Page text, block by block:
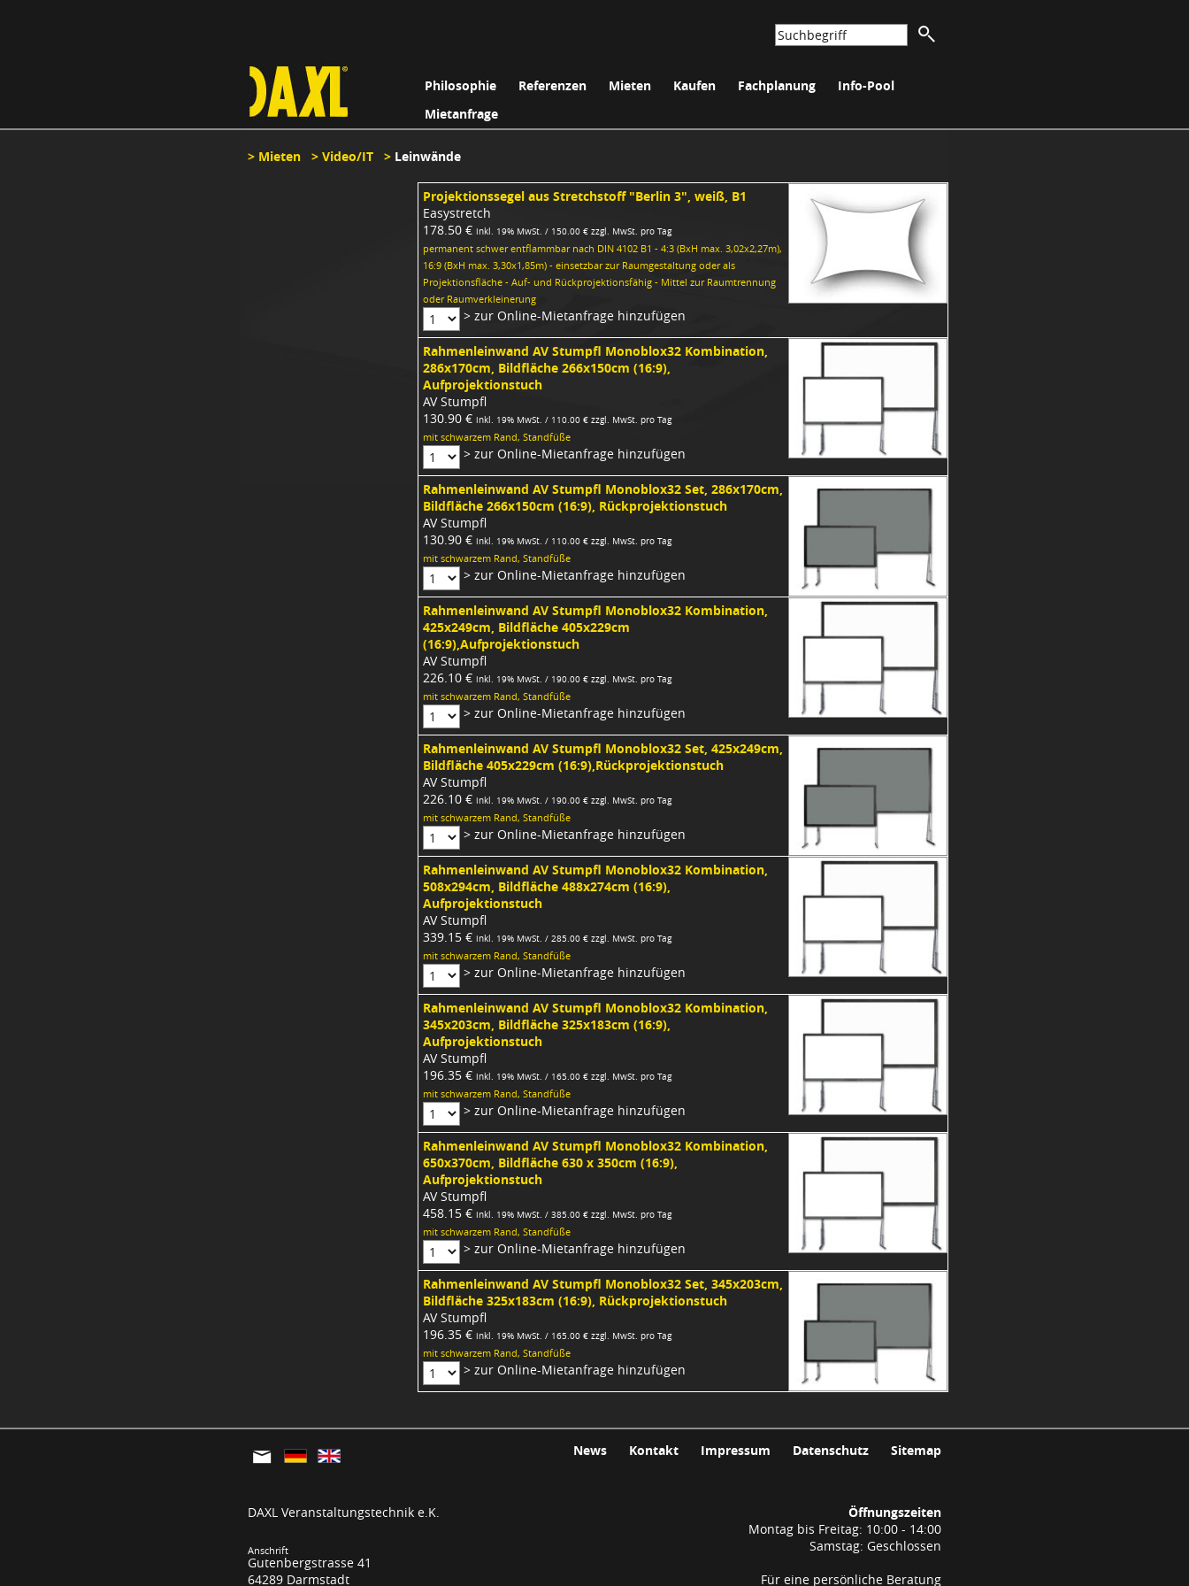
Philosophie Referenzen Mieten Kaufen Fachplanung
Info-Pool
Mietanfrage
> Mieten > Video/IT > Leinwände
Projektionssegel aus Stretchstoff "Berlin 3", weiß, B1
Easystretch
178.50 € inkl. 19% MwSt. / 150.00 € zzgl. MwSt. pro Tag
permanent schwer entflammbar nach DIN 4102 B1 - 4:3 (BxH max. 3,02x2,27m),
16:9 (BxH max. 3,30x1,85m) - einsetzbar zur Raumgestaltung oder als
Projektionsfläche - Auf- und Rückprojektionsfähig - Mittel zur Raumtrennung
oder Raumverkleinerung
> zur Online-Mietanfrage hinzufügen
Rahmenleinwand AV Stumpfl Monoblox32 Kombination,
286x170cm, Bildfläche 266x150cm (16:9),
Aufprojektionstuch
AV Stumpfl
130.90 € inkl. 19% MwSt. / 110.00 € zzgl. MwSt. pro Tag
mit schwarzem Rand, Standfüße
> zur Online-Mietanfrage hinzufügen
Rahmenleinwand AV Stumpfl Monoblox32 Set, 286x170cm,
Bildfläche 266x150cm (16:9), Rückprojektionstuch
AV Stumpfl
130.90 € inkl. 19% MwSt. / 110.00 € zzgl. MwSt. pro Tag
mit schwarzem Rand, Standfüße
> zur Online-Mietanfrage hinzufügen
Rahmenleinwand AV Stumpfl Monoblox32 Kombination,
425x249cm, Bildfläche 405x229cm
(16:9),Aufprojektionstuch
AV Stumpfl
226.10 € inkl. 19% MwSt. / 190.00 € zzgl. MwSt. pro Tag
mit schwarzem Rand, Standfüße
> zur Online-Mietanfrage hinzufügen
Rahmenleinwand AV Stumpfl Monoblox32 Set, 425x249cm,
Bildfläche 405x229cm (16:9),Rückprojektionstuch
AV Stumpfl
226.10 € inkl. 19% MwSt. / 190.00 € zzgl. MwSt. pro Tag
mit schwarzem Rand, Standfüße
> zur Online-Mietanfrage hinzufügen
Rahmenleinwand AV Stumpfl Monoblox32 Kombination,
508x294cm, Bildfläche 488x274cm (16:9),
Aufprojektionstuch
AV Stumpfl
339.15 € inkl. 19% MwSt. / 285.00 € zzgl. MwSt. pro Tag
mit schwarzem Rand, Standfüße
> zur Online-Mietanfrage hinzufügen
Rahmenleinwand AV Stumpfl Monoblox32 Kombination,
345x203cm, Bildfläche 325x183cm (16:9),
Aufprojektionstuch
AV Stumpfl
196.35 € inkl. 19% MwSt. / 165.00 € zzgl. MwSt. pro Tag
mit schwarzem Rand, Standfüße
> zur Online-Mietanfrage hinzufügen
Rahmenleinwand AV Stumpfl Monoblox32 Kombination,
650x370cm, Bildfläche 630 x 350cm (16:9),
Aufprojektionstuch
AV Stumpfl
458.15 € inkl. 19% MwSt. / 385.00 € zzgl. MwSt. pro Tag
mit schwarzem Rand, Standfüße
> zur Online-Mietanfrage hinzufügen
Rahmenleinwand AV Stumpfl Monoblox32 Set, 345x203cm,
Bildfläche 325x183cm (16:9), Rückprojektionstuch
AV Stumpfl
196.35 € inkl. 19% MwSt. / 165.00 € zzgl. MwSt. pro Tag
mit schwarzem Rand, Standfüße
> zur Online-Mietanfrage hinzufügen
News Kontakt Impressum Datenschutz Sitemap
Öffnungszeiten
Montag bis Freitag: 10:00 - 14:00
Samstag: Geschlossen
Für eine persönliche Beratung
DAXL Veranstaltungstechnik e.K.
Anschrift
Gutenbergstrasse 41
64289 Darmstadt